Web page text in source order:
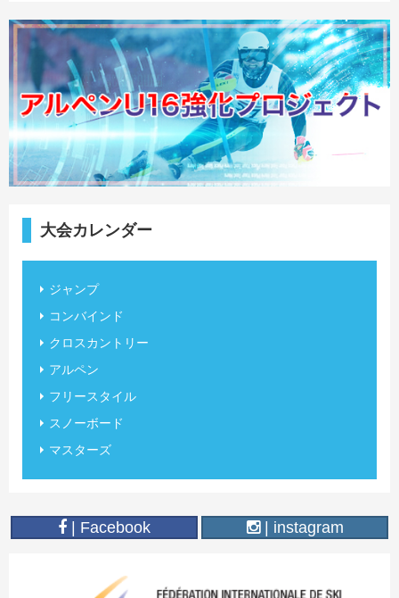
大会カレンダー
ジャンプ
コンバインド
クロスカントリー
アルペン
フリースタイル
スノーボード
マスターズ
| Facebook | instagram